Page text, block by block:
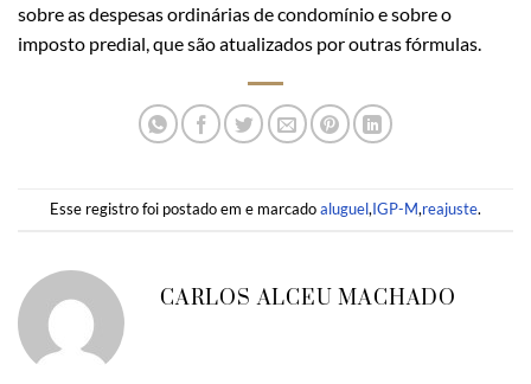
sobre as despesas ordinárias de condomínio e sobre o
imposto predial, que são atualizados por outras fórmulas.
Esse registro foi postado em e marcadoaluguel,IGP-M,reajuste.
CARLOS ALCEU MACHADO